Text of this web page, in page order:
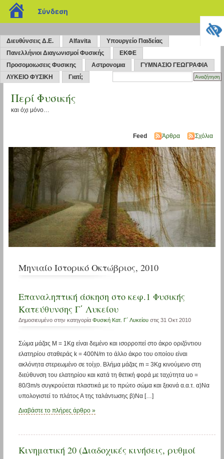
Διευθύνσεις Δ.Ε. Alfavita
Υπουργείο Παιδείας
Πανελλήνιοι Διαγωνισμοί Φυσικής
ΕΚΦΕ
Προσομοιωσεις Φυσικης
Αστρονομια
ΓΥΜΝΑΣΙΟ ΓΕΩΓΡΑΦΙΑ
ΛΥΚΕΙΟ ΦΥΣΙΚΗ
Γιατί;
Περί Φυσικής
και όχι μόνο…
Feed Άρθρα Σχόλια
Μηνιαίο Ιστορικό Οκτώβριος, 2010
Επαναληπτική άσκηση στο κεφ.1 Φυσικής
Κατεύθυνσης Γ΄ Λυκείου
Δημοσιευμένο στην κατηγορία Φυσική Κατ. Γ΄ Λυκείουστις 31 Οκτ 2010
Σώμα μάζας Μ = 1Kg είναι δεμένο και ισορροπεί στο άκρο οριζόντιου
ελατηρίου σταθεράς k = 400N/m το άλλο άκρο του οποίου είναι
ακλόνητα στερεωμένο σε τοίχο. Βλήμα μάζας m = 3Kg κινούμενο στη
διεύθυνση του ελατηρίου και κατά τη θετική φορά με ταχύτητα uo =
80/3m/s συγκρούεται πλαστικά με το πρώτο σώμα και ξεκινά α.α.τ. α)Να
υπολογιστεί το πλάτος Α της ταλάντωσης β)Να […]
Διαβάστε το πλήρες άρθρο »
Κινηματική 20 (Διαδοχικές κινήσεις, ρυθμοί
blogs.sch.gr
Σύνδεση